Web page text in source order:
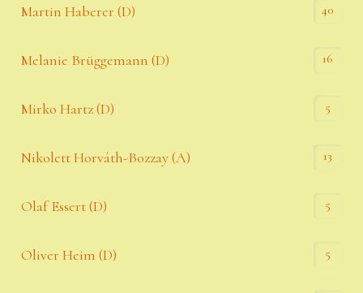
Martin Haberer (D) 40
Melanie Brüggemann (D) 16
Mirko Hartz (D) 5
Nikolett Horváth-Bozzay (A) 13
Olaf Essert (D) 5
Oliver Heim (D) 5